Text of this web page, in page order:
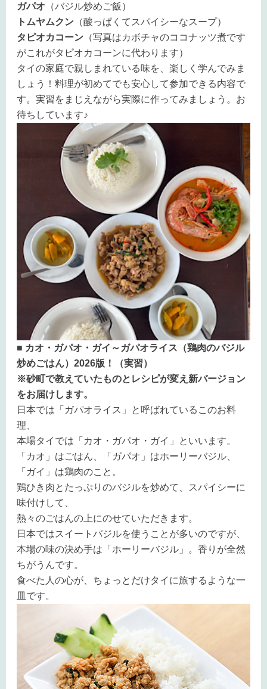
ガパオ （バジル炒めご飯）
トムヤムクン （酸っぱくてスパイシーなスープ）
タピオカコーン （写真はカボチャのココナッツ煮です
がこれがタピオカコーンに代わります）
タイの家庭で親しまれている味を、楽しく学んでみま
しょう！料理が初めてでも安心して参加できる内容で
す。実習をまじえながら実際に作ってみましょう。お
待ちしています♪
■ カオ・ガパオ・ガイ～ガパオライス（鶏肉のバジル
炒めごはん）2026版！（実習）
※砂町で教えていたものとレシピが変え新バージョン
をお届けします。
日本では「ガパオライス」と呼ばれているこのお料
理、
本場タイでは「カオ・ガパオ・ガイ」といいます。
「カオ」はごはん、「ガパオ」はホーリーバジル、
「ガイ」は鶏肉のこと。
鶏ひき肉とたっぷりのバジルを炒めて、スパイシーに
味付けして、
熱々のごはんの上にのせていただきます。
日本ではスイートバジルを使うことが多いのですが、
本場の味の決め手は「ホーリーバジル」。香りが全然
ちがうんです。
食べた人の心が、ちょっとだけタイに旅するような一
皿です。